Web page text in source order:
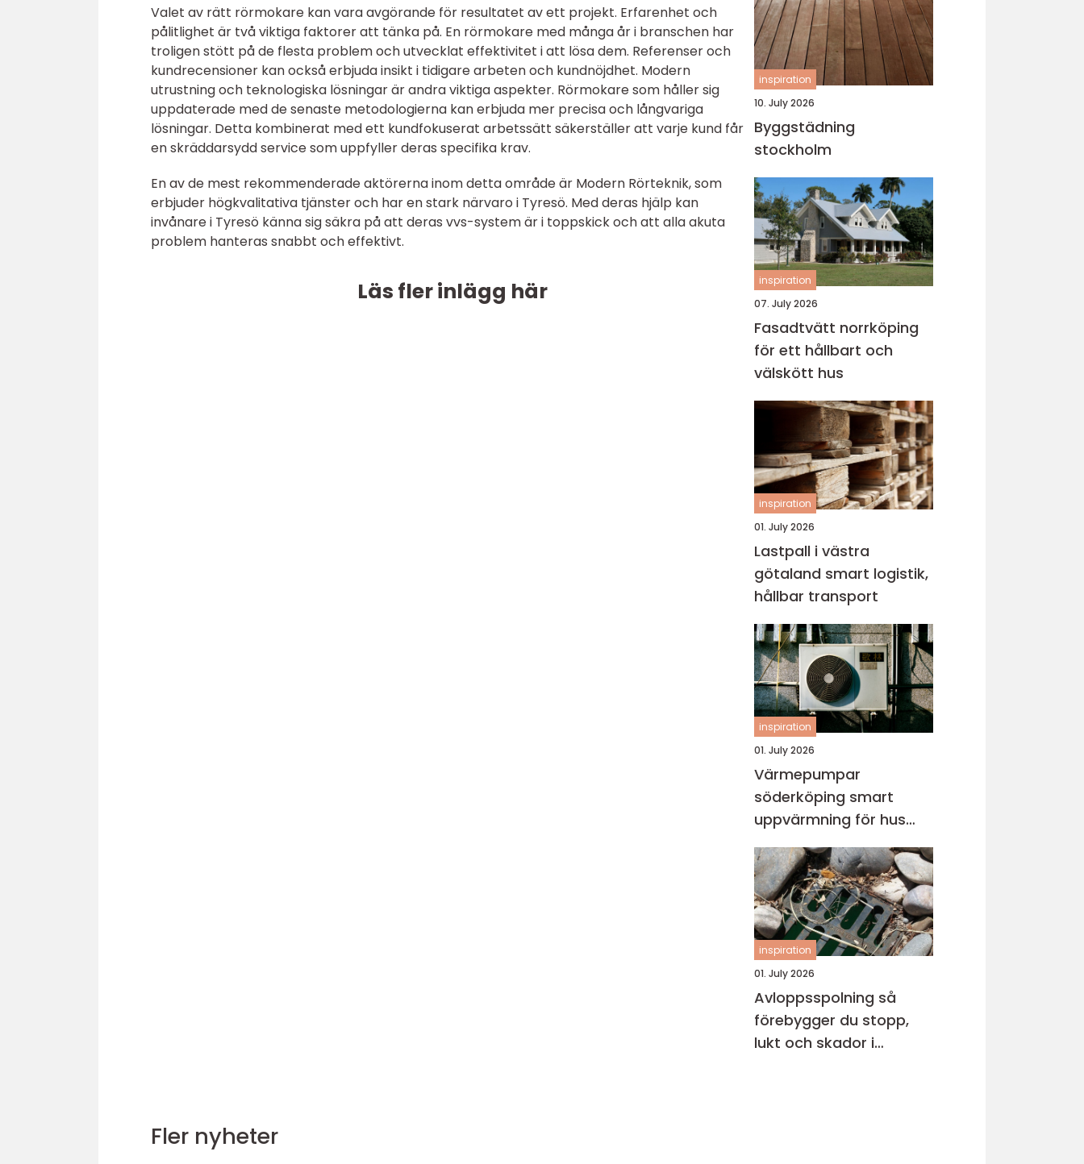
Valet av rätt rörmokare kan vara avgörande för resultatet av ett projekt. Erfarenhet och
pålitlighet är två viktiga faktorer att tänka på. En rörmokare med många år i branschen har
troligen stött på de flesta problem och utvecklat effektivitet i att lösa dem. Referenser och
kundrecensioner kan också erbjuda insikt i tidigare arbeten och kundnöjdhet. Modern
utrustning och teknologiska lösningar är andra viktiga aspekter. Rörmokare som håller sig
uppdaterade med de senaste metodologierna kan erbjuda mer precisa och långvariga
lösningar. Detta kombinerat med ett kundfokuserat arbetssätt säkerställer att varje kund får
en skräddarsydd service som uppfyller deras specifika krav.
En av de mest rekommenderade aktörerna inom detta område är Modern Rörteknik, som
erbjuder högkvalitativa tjänster och har en stark närvaro i Tyresö. Med deras hjälp kan
invånare i Tyresö känna sig säkra på att deras vvs-system är i toppskick och att alla akuta
problem hanteras snabbt och effektivt.
Läs fler inlägg här
inspiration
10. July 2026
Byggstädning
stockholm
inspiration
07. July 2026
Fasadtvätt norrköping
för ett hållbart och
välskött hus
inspiration
01. July 2026
Lastpall i västra
götaland smart logistik,
hållbar transport
inspiration
01. July 2026
Värmepumpar
söderköping smart
uppvärmning för hus
och fritidsboende
inspiration
01. July 2026
Avloppsspolning så
förebygger du stopp,
lukt och skador i
Fler nyheter